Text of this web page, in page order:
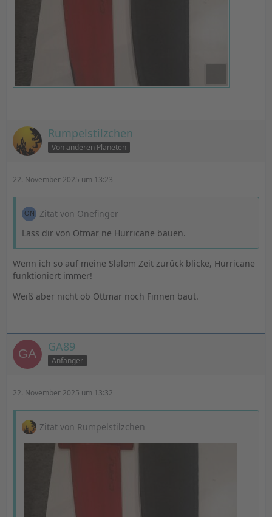
Rumpelstilzchen
Von anderen Planeten
22. November 2025 um 13:23
Zitat von Onefinger
Lass dir von Otmar ne Hurricane bauen.
Wenn ich so auf meine Slalom Zeit zurück blicke, Hurricane
funktioniert immer!
Weiß aber nicht ob Ottmar noch Finnen baut.
GA89
Anfänger
22. November 2025 um 13:32
Zitat von Rumpelstilzchen